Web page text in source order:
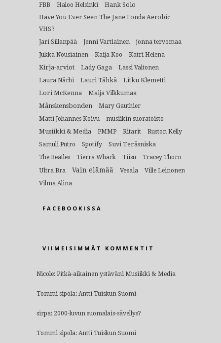
FBB Haloo Helsinki
Hank Solo
Have You Ever Seen The Jane Fonda Aerobic
VHS?
Jari Sillanpää Jenni Vartiainen
jonna tervomaa
Jukka Nousiainen
Kaija Koo Katri Helena
Kirja-arviot Lady Gaga
Lassi Valtonen
Laura Närhi
Lauri Tähkä
Litku Klemetti
Lori McKenna
Maija Vilkkumaa
Månskensbonden
Mary Gauthier
Matti Johannes Koivu
musiikin suoratoisto
Musiikki & Media PMMP Ritarit
Ruston Kelly
Samuli Putro
Spotify Suvi Teräsniska
The Beatles Tierra Whack Tiisu Tracey Thorn
Ultra Bra Vain elämää Vesala
Ville Leinonen
Vilma Alina
FACEBOOKISSA
VIIMEISIMMÄT KOMMENTIT
Nicole: Pitkä-aikainen ystäväni Musiikki & Media
Tommi sipola: Antti Tuiskun Suomi
sirpa: 2000-luvun suomalais-sävellys?
Tommi sipola: Antti Tuiskun Suomi